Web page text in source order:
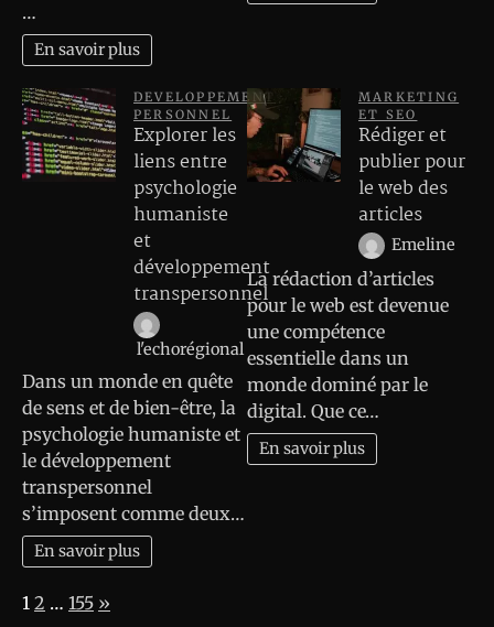
…
En savoir plus
DEVELOPPEMENT
PERSONNEL
Explorer les
liens entre
psychologie
humaniste
et
développement
transpersonnel
l'echorégional
Dans un monde en quête
de sens et de bien-être, la
psychologie humaniste et
le développement
transpersonnel
s’imposent comme deux…
En savoir plus
MARKETING
ET SEO
Rédiger et
publier pour
le web des
articles
Emeline
La rédaction d’articles
pour le web est devenue
une compétence
essentielle dans un
monde dominé par le
digital. Que ce…
En savoir plus
Page:
1 2 … 155 Next
»